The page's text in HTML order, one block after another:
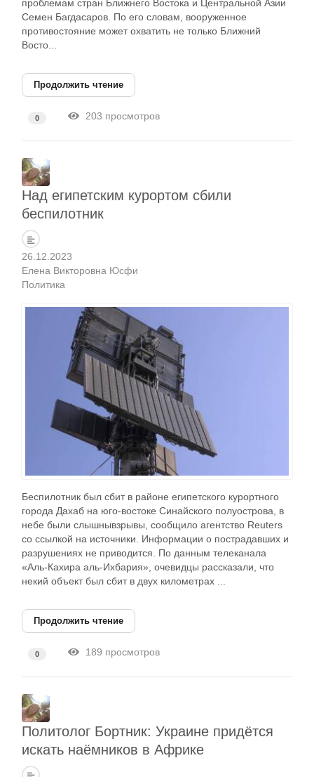
проблемам стран Ближнего Востока и Центральной Азии
Семен Багдасаров. По его словам, вооруженное
противостояние может охватить не только Ближний
Восто...
Продолжить чтение
0 203 просмотров
Над египетским курортом сбили
беспилотник
26.12.2023
Елена Викторовна Юсфи
Политика
Беспилотник был сбит в районе египетского курортного
города Дахаб на юго-востоке Синайского полуострова, в
небе были слышнывзрывы, сообщило агентство Reuters
со ссылкой на источники. Информации о пострадавших и
разрушениях не приводится. По данным телеканала
«Аль-Кахира аль-Ихбария», очевидцы рассказали, что
некий объект был сбит в двух километрах ...
Продолжить чтение
0 189 просмотров
Политолог Бортник: Украине придётся
искать наёмников в Африке